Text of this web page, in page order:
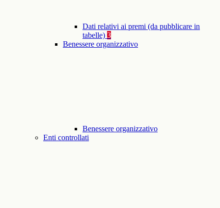
Dati relativi ai premi (da pubblicare in
tabelle) 3
Benessere organizzativo
Benessere organizzativo
Enti controllati